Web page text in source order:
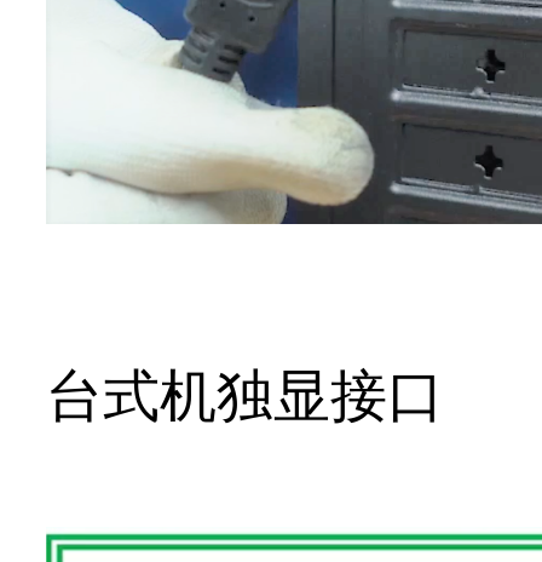
台式机独显接口